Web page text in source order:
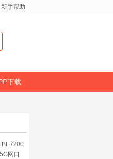
新手帮助
下载
BE7200
网口